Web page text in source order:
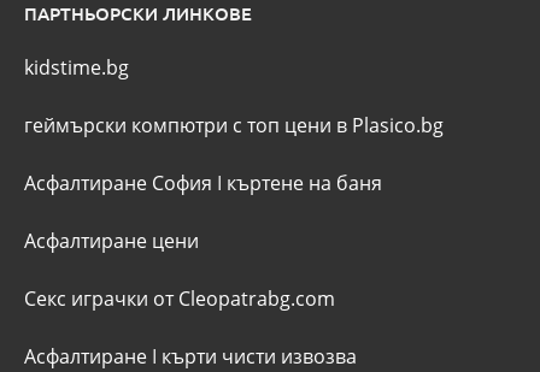
ПАРТНЬОРСКИ ЛИНКОВЕ
kidstime.bg
геймърски компютри с топ цени в Plasico.bg
Асфалтиране София I къртене на баня
Асфалтиране цени
Секс играчки от Cleopatrabg.com
Асфалтиране I кърти чисти извозва